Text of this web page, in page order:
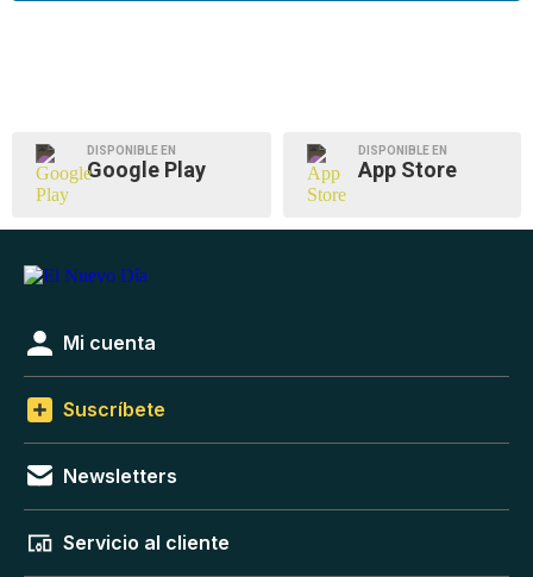
DISPONIBLE EN
Google Play
DISPONIBLE EN
App Store
Mi cuenta
Suscríbete
Newsletters
Servicio al cliente